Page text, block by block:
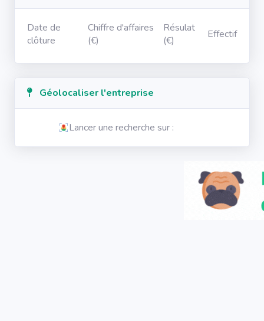
Date de
clôture
Chiffre d'affaires
(€)
Résulat
(€)
Effectif
Géolocaliser l'entreprise
Lancer une recherche sur :